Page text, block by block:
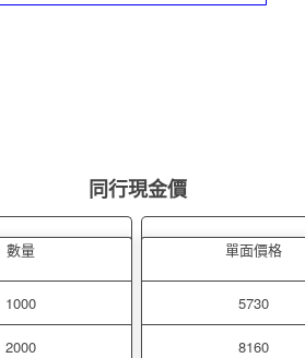
同行現金價
數量
1000
2000
單面價格
5730
8160